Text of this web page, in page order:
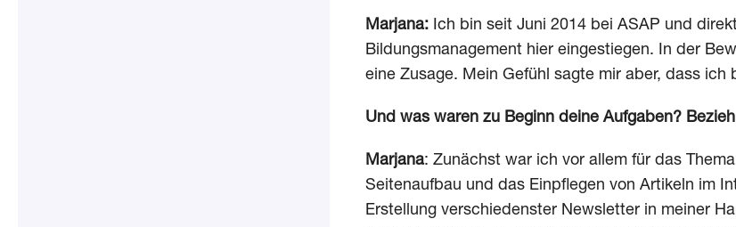
Marjana: Ich bin seit Juni 2014 bei ASAP und
Bildungsmanagement hier eingestiegen. In der
eine Zusage. Mein Gefühl sagte mir aber, dass
Und was waren zu Beginn deine Aufgaben?
Marjana: Zunächst war ich vor allem für das
Seitenaufbau und das Einpflegen von Artikeln im
Erstellung verschiedenster Newsletter in meiner